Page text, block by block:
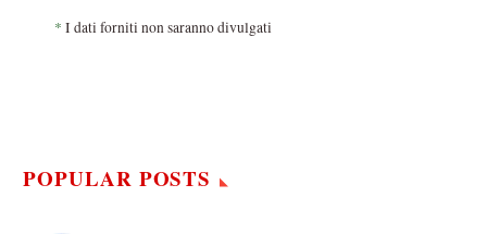
* I dati forniti non saranno divulgati
POPULAR POSTS